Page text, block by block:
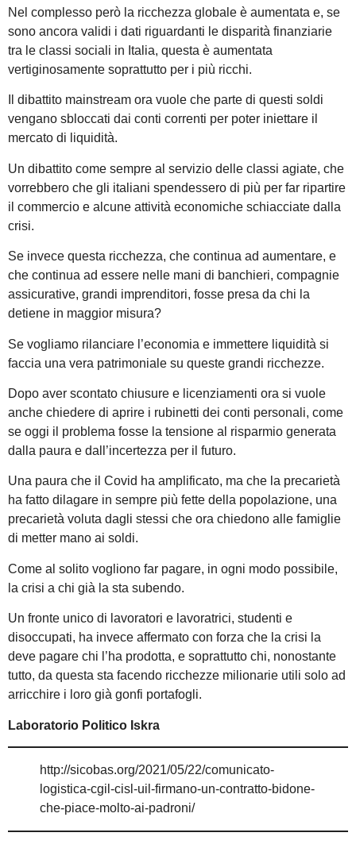
Nel complesso però la ricchezza globale è aumentata e, se
sono ancora validi i dati riguardanti le disparità finanziarie
tra le classi sociali in Italia, questa è aumentata
vertiginosamente soprattutto per i più ricchi.
Il dibattito mainstream ora vuole che parte di questi soldi
vengano sbloccati dai conti correnti per poter iniettare il
mercato di liquidità.
Un dibattito come sempre al servizio delle classi agiate, che
vorrebbero che gli italiani spendessero di più per far ripartire
il commercio e alcune attività economiche schiacciate dalla
crisi.
Se invece questa ricchezza, che continua ad aumentare, e
che continua ad essere nelle mani di banchieri, compagnie
assicurative, grandi imprenditori, fosse presa da chi la
detiene in maggior misura?
Se vogliamo rilanciare l’economia e immettere liquidità si
faccia una vera patrimoniale su queste grandi ricchezze.
Dopo aver scontato chiusure e licenziamenti ora si vuole
anche chiedere di aprire i rubinetti dei conti personali, come
se oggi il problema fosse la tensione al risparmio generata
dalla paura e dall’incertezza per il futuro.
Una paura che il Covid ha amplificato, ma che la precarietà
ha fatto dilagare in sempre più fette della popolazione, una
precarietà voluta dagli stessi che ora chiedono alle famiglie
di metter mano ai soldi.
Come al solito vogliono far pagare, in ogni modo possibile,
la crisi a chi già la sta subendo.
Un fronte unico di lavoratori e lavoratrici, studenti e
disoccupati, ha invece affermato con forza che la crisi la
deve pagare chi l’ha prodotta, e soprattutto chi, nonostante
tutto, da questa sta facendo ricchezze milionarie utili solo ad
arricchire i loro già gonfi portafogli.
Laboratorio Politico Iskra
http://sicobas.org/2021/05/22/comunicato-
logistica-cgil-cisl-uil-firmano-un-contratto-bidone-
che-piace-molto-ai-padroni/